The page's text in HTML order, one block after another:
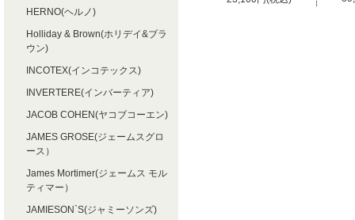
HERNO(ヘルノ)
Holliday & Brown(ホリデイ&ブラ
ウン)
INCOTEX(インコテックス)
INVERTERE(インバーティア)
JACOB COHEN(ヤコブコーエン)
JAMES GROSE(ジェームスグロ
ース）
James Mortimer(ジェームス モル
ティマー）
JAMIESON`S(ジャミーソンズ)